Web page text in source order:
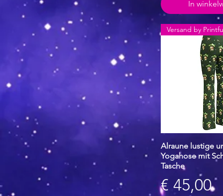
5XL
In
Snel
Versand by
Alraune lustige
Yogahose mit
Tasche
Prijs
€ 45,00